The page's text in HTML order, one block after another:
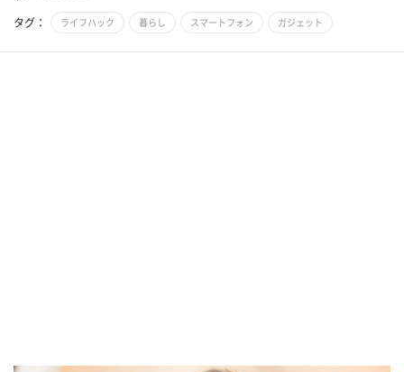
タグ： ライフハック 暮らし スマートフォン ガジェット